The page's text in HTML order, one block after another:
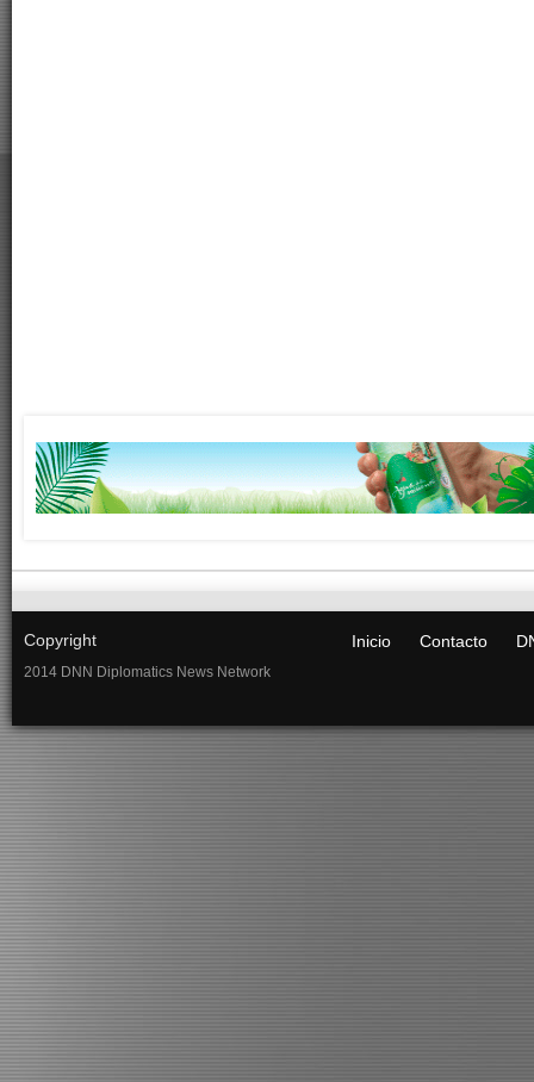
Copyright
2014 DNN Diplomatics News Network
Inicio Contacto